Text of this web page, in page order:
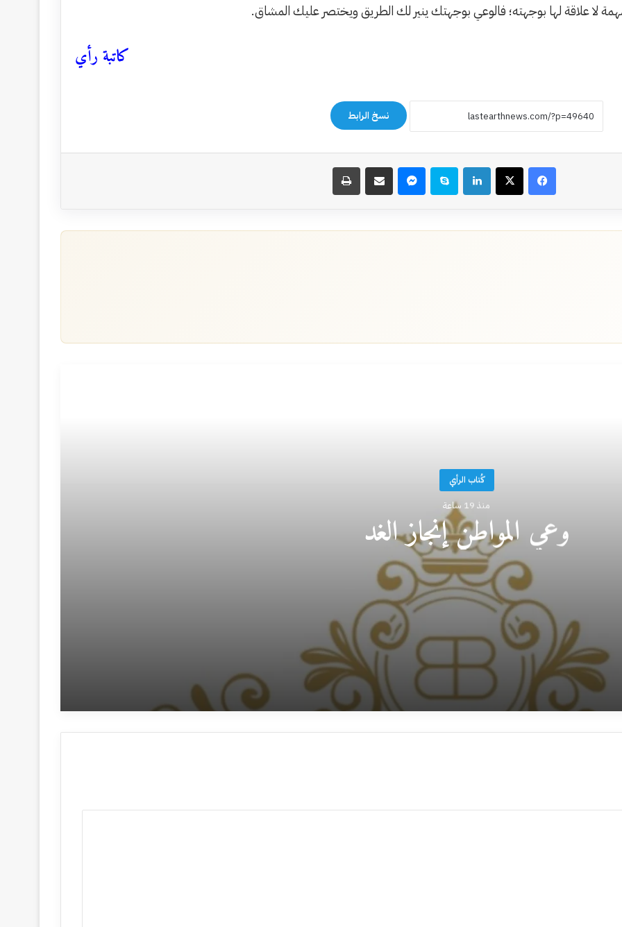
علاقة لها بوجهته؛ فالوعي بوجهتك ينير لك الطريق ويختصر عليك المشاق.
كاتبة رأي
نسخ الرابط
فيسبوك‫X لينكدإن سكايب ماسنجر مشاركة عبر البريد طباعة
كُتاب الرأي
منذ 19 ساعة
وعي المواطن إنجاز الغد